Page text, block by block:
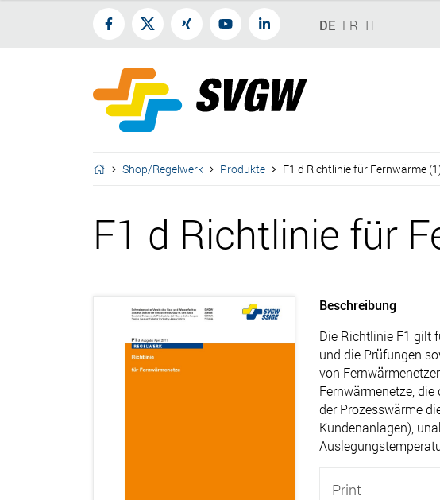
DE FR IT
Shop/Regelwerk Produkte F1 d Richtlinie für Fernwärme
F1 d Richtlinie für
Beschreibung
Die Richtlinie F1 gilt
und die Prüfungen
von
Fernwärmenetze,
der Prozesswärme
Kundenanlagen),
Print